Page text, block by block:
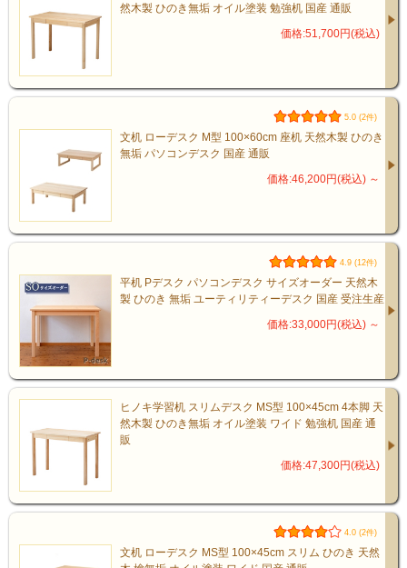
然木製 ひのき無垢 オイル塗装 勉強机 国産 通販
価格:51,700円(税込)
5.0 (2件)
文机 ローデスク M型 100×60cm 座机 天然木製 ひのき
無垢 パソコンデスク 国産 通販
価格:46,200円(税込) ～
4.9 (12件)
平机 Pデスク パソコンデスク サイズオーダー 天然木
製 ひのき 無垢 ユーティリティーデスク 国産 受注生産
価格:33,000円(税込) ～
ヒノキ学習机 スリムデスク MS型 100×45cm 4本脚 天
然木製 ひのき無垢 オイル塗装 ワイド 勉強机 国産 通
販
価格:47,300円(税込)
4.0 (2件)
文机 ローデスク MS型 100×45cm スリム ひのき 天然